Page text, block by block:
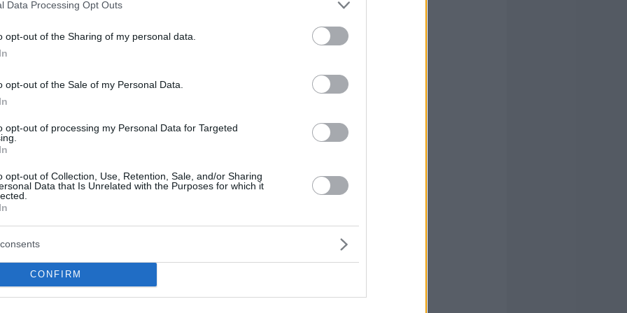
Data Processing Opt Outs
opt-out of the Sharing of my personal data.
opt-out of the Sale of my Personal Data.
opt-out of processing my Personal Data for Targeted
opt-out of Collection, Use, Retention, Sale, and/or Sharing
Data that Is Unrelated with the Purposes for which it
CONFIRM
πρώτο ματς του 2023 στην Ευρωλίγκα στην
19:30), στο πλαίσιο της τελευταίας
77-73.
η Γαλατασαράι του Ανδρέα Πιστιόλη
76-73 από την Κόνιασπορ και “έπεσε”
με ρεκόρ 7-6, κλείνοντας με αρνητικό
την ομάδα του Έλληνα προπονητή ήταν
τους γηπεδούχους ξεχώρισε ο Μόργκαν με